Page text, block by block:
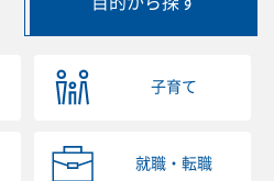
子育て
就職・転職